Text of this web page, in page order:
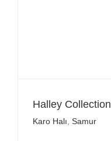
Halley Collection
Karo Halı Samur